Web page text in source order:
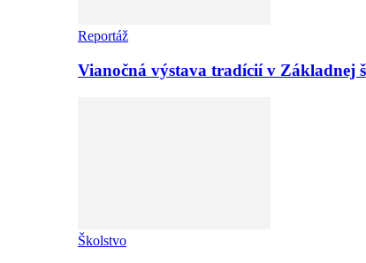
Reportáž
Vianočná výstava tradícií v Základnej
Školstvo